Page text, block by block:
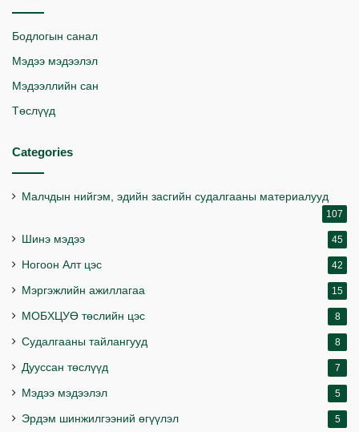
Бодлогын санал
Мэдээ мэдээлэл
Мэдээллийн сан
Төслүүд
Categories
Малчдын нийгэм, эдийн засгийн судалгааны материалууд
107
Шинэ мэдээ 45
Ногоон Алт цэс 42
Мэргэжлийн ажиллагаа 15
МОБХЦУӨ төслийн цэс 8
Судалгааны тайлангууд 8
Дууссан төслүүд 7
Мэдээ мэдээлэл 5
Эрдэм шинжилгээний өгүүлэл 5